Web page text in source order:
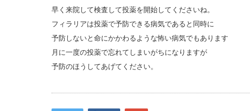
早く来院して検査して投薬を開始してくださいね。
フィラリアは投薬で予防できる病気であると同時に
予防しないと命にかかわるような怖い病気でもあります
月に一度の投薬で忘れてしまいがちになりますが
予防のほうしてあげてください。